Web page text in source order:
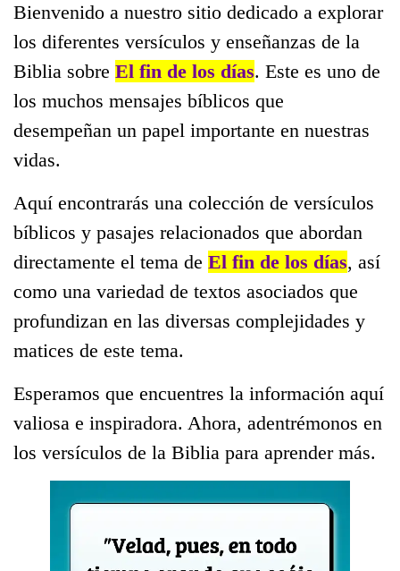
Bienvenido a nuestro sitio dedicado a explorar
los diferentes versículos y enseñanzas de la
Biblia sobre El fin de los días. Este es uno de
los muchos mensajes bíblicos que
desempeñan un papel importante en nuestras
vidas.
Aquí encontrarás una colección de versículos
bíblicos y pasajes relacionados que abordan
directamente el tema de El fin de los días, así
como una variedad de textos asociados que
profundizan en las diversas complejidades y
matices de este tema.
Esperamos que encuentres la información aquí
valiosa e inspiradora. Ahora, adentrémonos en
los versículos de la Biblia para aprender más.